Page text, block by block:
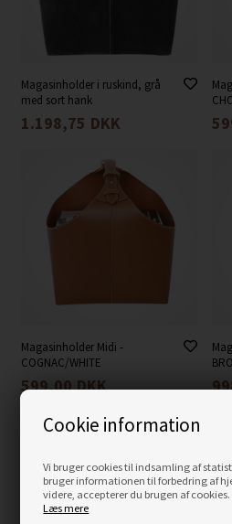
Cookie information
Vi bruger cookies til indsamling af
bruger informationen til forbedring af
videre, accepterer du brugen af cookies.
Læs mere
Magasinholder i ruskind, grå
med sort hank
1.198,75 DKK
Magasinholder Midi -
COGNAC/WHITE
599,00 DKK